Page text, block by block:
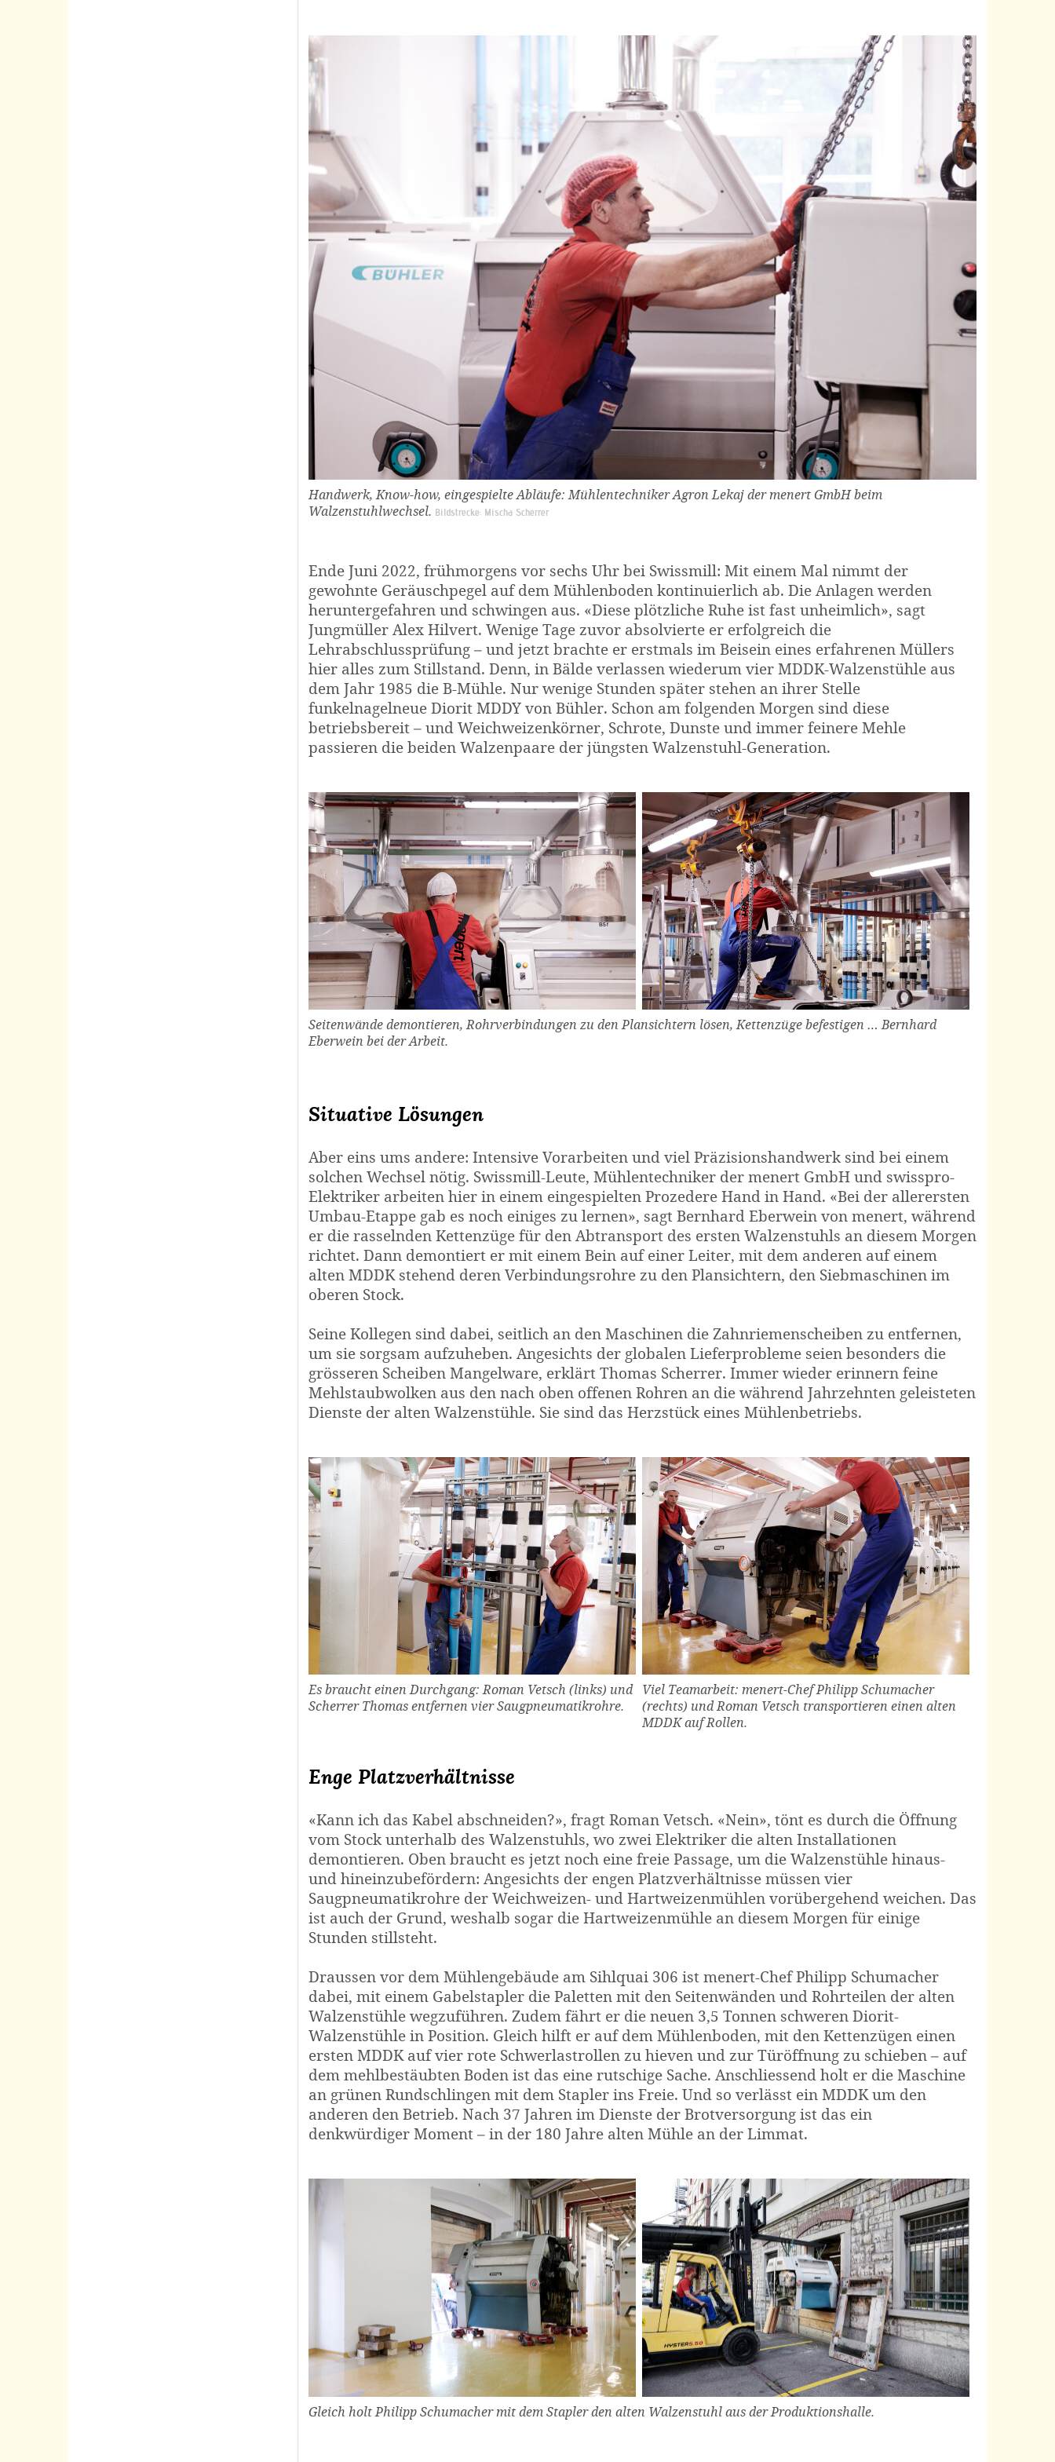
Handwerk, Know-how, eingespielte Abläufe: Mühlentechniker Agron Lekaj der menert GmbH beim
Walzenstuhlwechsel. Bildstrecke: Mischa Scherrer
Ende Juni 2022, frühmorgens vor sechs Uhr bei Swissmill: Mit einem Mal nimmt der
gewohnte Geräuschpegel auf dem Mühlenboden kontinuierlich ab. Die Anlagen werden
heruntergefahren und schwingen aus. «Diese plötzliche Ruhe ist fast unheimlich», sagt
Jungmüller Alex Hilvert. Wenige Tage zuvor absolvierte er erfolgreich die
Lehrabschlussprüfung – und jetzt brachte er erstmals im Beisein eines erfahrenen Müllers
hier alles zum Stillstand. Denn, in Bälde verlassen wiederum vier MDDK-Walzenstühle aus
dem Jahr 1985 die B-Mühle. Nur wenige Stunden später stehen an ihrer Stelle
funkelnagelneue Diorit MDDY von Bühler. Schon am folgenden Morgen sind diese
betriebsbereit – und Weichweizenkörner, Schrote, Dunste und immer feinere Mehle
passieren die beiden Walzenpaare der jüngsten Walzenstuhl-Generation.
Seitenwände demontieren, Rohrverbindungen zu den Plansichtern lösen, Kettenzüge befestigen … Bernhard
Eberwein bei der Arbeit.
Situative Lösungen
Aber eins ums andere: Intensive Vorarbeiten und viel Präzisionshandwerk sind bei einem
solchen Wechsel nötig. Swissmill-Leute, Mühlentechniker der menert GmbH und swisspro-
Elektriker arbeiten hier in einem eingespielten Prozedere Hand in Hand. «Bei der allerersten
Umbau-Etappe gab es noch einiges zu lernen», sagt Bernhard Eberweinvon menert, während
er die rasselnden Kettenzüge für den Abtransport des ersten Walzenstuhls an diesem Morgen
richtet. Dann demontiert er mit einem Bein auf einer Leiter, mit dem anderen auf einem
alten MDDK stehend deren Verbindungsrohre zu den Plansichtern, den Siebmaschinen im
oberen Stock.
Seine Kollegen sind dabei, seitlich an den Maschinen die Zahnriemenscheiben zu entfernen,
um sie sorgsam aufzuheben. Angesichts der globalen Lieferprobleme seien besonders die
grösseren Scheiben Mangelware, erklärt Thomas Scherrer. Immer wieder erinnern feine
Mehlstaubwolken aus den nach oben offenen Rohren an die während Jahrzehnten geleisteten
Dienste der alten Walzenstühle. Sie sind das Herzstück eines Mühlenbetriebs.
Es braucht einen Durchgang: Roman Vetsch (links) und
Scherrer Thomas entfernen vier Saugpneumatikrohre.
Viel Teamarbeit: menert-Chef Philipp Schumacher
(rechts) und Roman Vetsch transportieren einen alten
MDDK auf Rollen.
Enge Platzverhältnisse
«Kann ich das Kabel abschneiden?», fragt Roman Vetsch. «Nein», tönt es durch die Öffnung
vom Stock unterhalb des Walzenstuhls, wo zwei Elektriker die alten Installationen
demontieren. Oben braucht es jetzt noch eine freie Passage, um die Walzenstühle hinaus-
und hineinzubefördern: Angesichts der engen Platzverhältnisse müssen vier
Saugpneumatikrohre der Weichweizen- und Hartweizenmühlen vorübergehend weichen. Das
ist auch der Grund, weshalb sogar die Hartweizenmühle an diesem Morgen für einige
Stunden stillsteht.
Draussen vor dem Mühlengebäude am Sihlquai 306 ist menert-Chef Philipp Schumacher
dabei, mit einem Gabelstapler die Paletten mit den Seitenwänden und Rohrteilen der alten
Walzenstühle wegzuführen. Zudem fährt er die neuen 3,5 Tonnen schweren Diorit-
Walzenstühle in Position. Gleich hilft er auf dem Mühlenboden, mit den Kettenzügen einen
ersten MDDK auf vier rote Schwerlastrollen zu hieven und zur Türöffnung zu schieben – auf
dem mehlbestäubten Boden ist das eine rutschige Sache. Anschliessend holt er die Maschine
an grünen Rundschlingen mit dem Stapler ins Freie. Und so verlässt ein MDDK um den
anderen den Betrieb. Nach 37 Jahren im Dienste der Brotversorgung ist das ein
denkwürdiger Moment – in der 180 Jahre alten Mühle an der Limmat.
Gleich holt Philipp Schumacher mit dem Stapler den alten Walzenstuhl aus der Produktionshalle.